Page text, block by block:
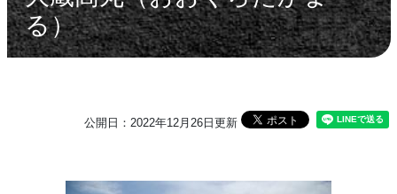
る）
公開日：2022年12月26日更新